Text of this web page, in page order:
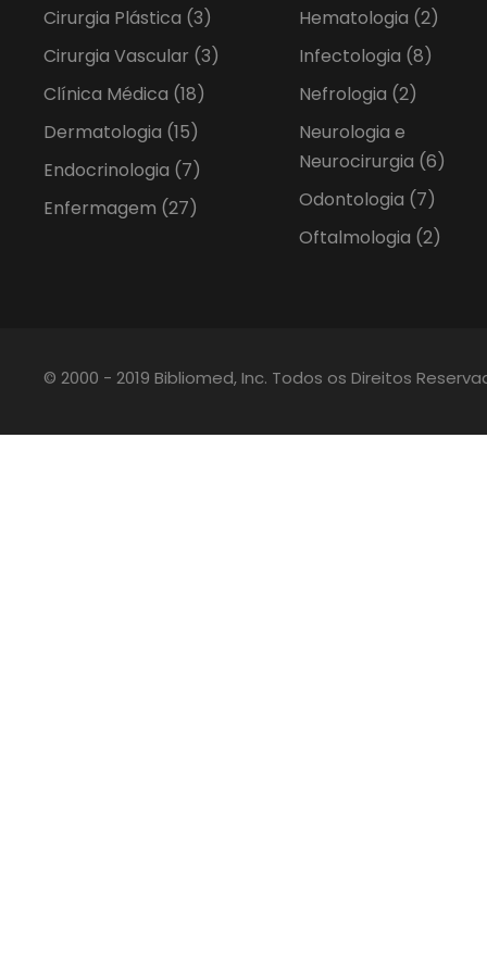
Cirurgia Plástica (3)
Cirurgia Vascular (3)
Clínica Médica (18)
Dermatologia (15)
Endocrinologia (7)
Enfermagem (27)
Hematologia (2)
Infectologia (8)
Nefrologia (2)
Neurologia e
Neurocirurgia (6)
Odontologia (7)
Oftalmologia (2)
© 2000 - 2019 Bibliomed, Inc. Todos os Direitos